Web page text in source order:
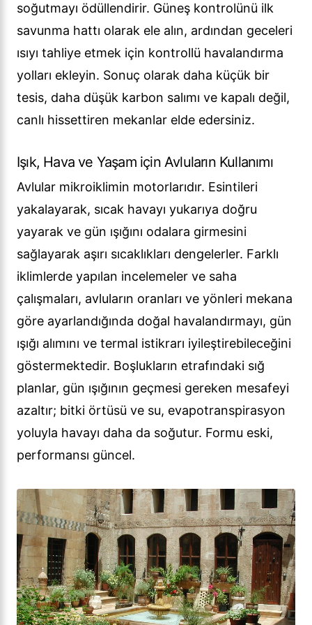
soğutmayı ödüllendirir. Güneş kontrolünü ilk
savunma hattı olarak ele alın, ardından geceleri
ısıyı tahliye etmek için kontrollü havalandırma
yolları ekleyin. Sonuç olarak daha küçük bir
tesis, daha düşük karbon salımı ve kapalı değil,
canlı hissettiren mekanlar elde edersiniz.
Işık, Hava ve Yaşam için Avluların Kullanımı
Avlular mikroiklimin motorlarıdır. Esintileri
yakalayarak, sıcak havayı yukarıya doğru
yayarak ve gün ışığını odalara girmesini
sağlayarak aşırı sıcaklıkları dengelerler. Farklı
iklimlerde yapılan incelemeler ve saha
çalışmaları, avluların oranları ve yönleri mekana
göre ayarlandığında doğal havalandırmayı, gün
ışığı alımını ve termal istikrarı iyileştirebileceğini
göstermektedir. Boşlukların etrafındaki sığ
planlar, gün ışığının geçmesi gereken mesafeyi
azaltır; bitki örtüsü ve su, evapotranspirasyon
yoluyla havayı daha da soğutur. Formu eski,
performansı güncel.